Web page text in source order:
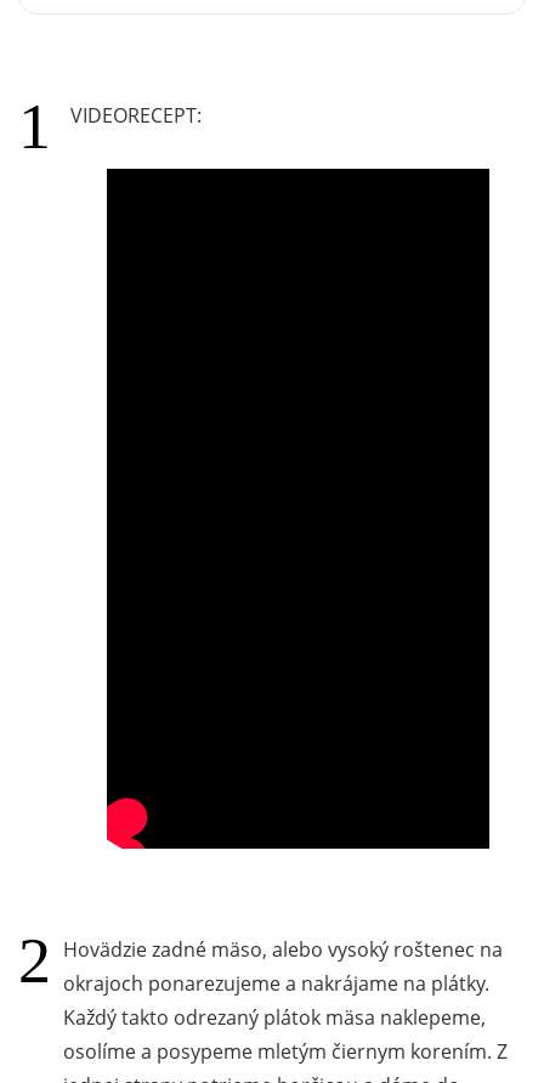
VIDEORECEPT:
Hovädzie zadné mäso, alebo vysoký roštenec na
okrajoch ponarezujeme a nakrájame na plátky.
Každý takto odrezaný plátok mäsa naklepeme,
osolíme a posypeme mletým čiernym korením. Z